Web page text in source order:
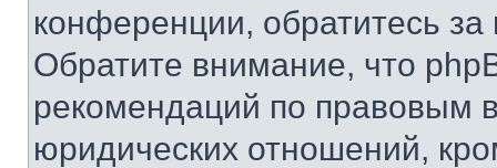
конференции, обратитесь
Обратите внимание, что
рекомендаций по правовым
юридических отношений,